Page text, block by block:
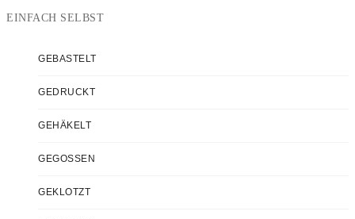
EINFACH SELBST
GEBASTELT
GEDRUCKT
GEHÄKELT
GEGOSSEN
GEKLOTZT